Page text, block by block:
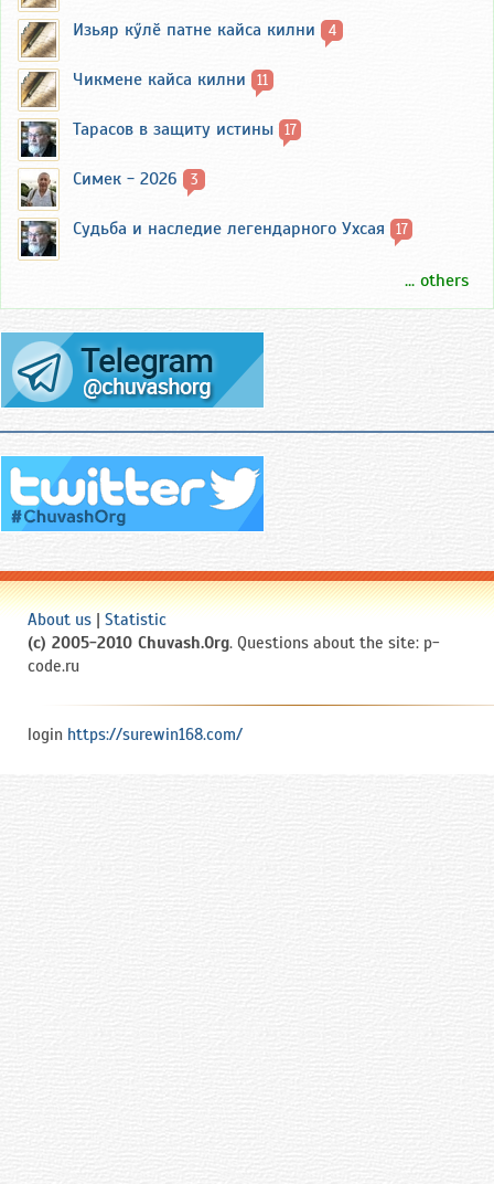
Изьяр кӳлӗ патне кайса килни 4
Чикмене кайса килни 11
Тарасов в защиту истины 17
Симек - 2026 3
Судьба и наследие легендарного Ухсая 17
... others
About us | Statistic
(c) 2005-2010 Chuvash.Org. Questions about the site: p-
code.ru
login https://surewin168.com/